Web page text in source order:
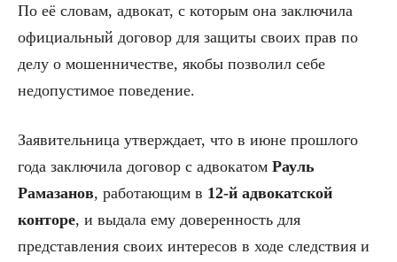
По её словам, адвокат, с которым она заключила
официальный договор для защиты своих прав по
делу о мошенничестве, якобы позволил себе
недопустимое поведение.
Заявительница утверждает, что в июне прошлого
года заключила договор с адвокатом Рауль
Рамазанов, работающим в 12-й адвокатской
конторе, и выдала ему доверенность для
представления своих интересов в ходе следствия и